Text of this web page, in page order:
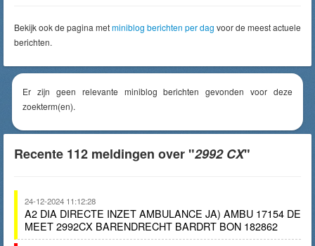
Bekijk ook de pagina metminiblog berichten per dag voor de meest actuele
berichten.
Er zijn geen relevante miniblog berichten gevonden voor deze
zoekterm(en).
Recente 112 meldingen over "2992 CX"
24-12-2024 11:12:28
A2 DIA DIRECTE INZET AMBULANCE JA) AMBU 17154 DE
MEET 2992CX BARENDRECHT BARDRT BON 182862